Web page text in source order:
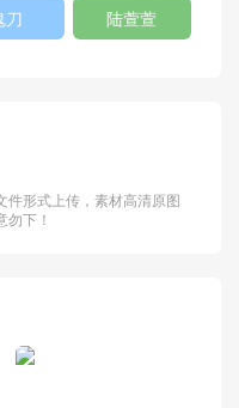
刀 陆萱萱
件形式上传，素材高清原图
下！